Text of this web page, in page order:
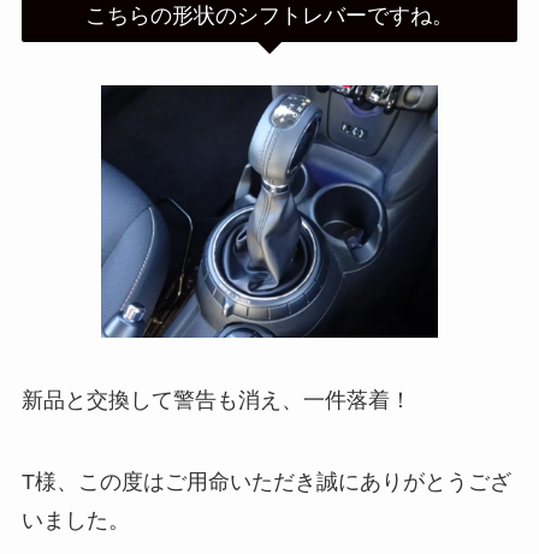
こちらの形状のシフトレバーですね。
新品と交換して警告も消え、一件落着！
T様、この度はご用命いただき誠にありがとうござ
いました。